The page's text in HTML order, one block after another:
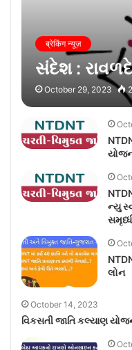
ब्रेकिंग न्यूज़
સંદેશ :
October 29, 2023
ન્યુ
લોન
October 14, 2023
વિકસતી જાતિ કલ્યાણ